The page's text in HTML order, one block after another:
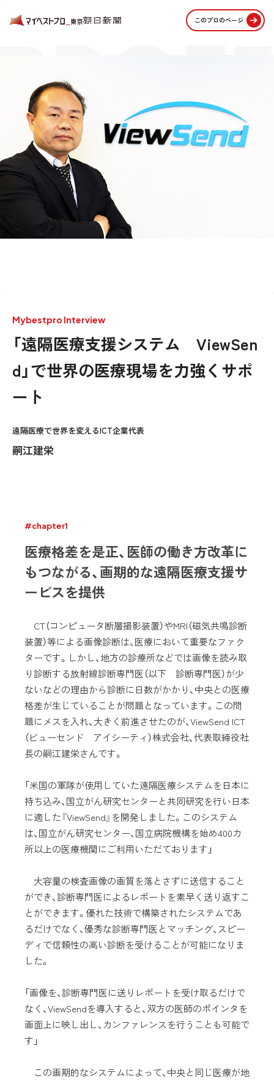
このプロのページ
Mybestpro Interview
「遠隔医療支援システム ViewSen
d」で世界の医療現場を力強くサポ
ート
遠隔医療で世界を変えるICT企業代表
嗣江建栄
#chapter1
医療格差を是正、医師の働き方改革に
もつながる、画期的な遠隔医療支援サ
ービスを提供
CT（コンピュータ断層撮影装置）やMRI（磁気共鳴診断
装置）等による画像診断は、医療において重要なファク
ターです。しかし、地方の診療所などでは画像を読み取
り診断する放射線診断専門医（以下 診断専門医）が少
ないなどの理由から診断に日数がかかり、中央との医療
格差が生じていることが問題となっています。この問
題にメスを入れ、大きく前進させたのが、ViewSend ICT
（ビューセンド アイシーティ）株式会社、代表取締役社
長の嗣江建栄さんです。
「米国の軍隊が使用していた遠隔医療システムを日本に
持ち込み、国立がん研究センターと共同研究を行い日本
に適した『ViewSend』を開発しました。このシステム
は、国立がん研究センター、国立病院機構を始め400カ
所以上の医療機関にご利用いただております」
大容量の検査画像の画質を落とさずに送信すること
ができ、診断専門医によるレポートを素早く送り返すこ
とができます。優れた技術で構築されたシステムであ
るだけでなく、優秀な診断専門医とマッチング、スピー
ディで信頼性の高い診断を受けることが可能になりま
した。
「画像を、診断専門医に送りレポートを受け取るだけで
なく、ViewSendを導入すると、双方の医師のポインタを
画面上に映し出し、カンファレンスを行うことも可能で
す」
この画期的なシステムによって、中央と同じ医療が地